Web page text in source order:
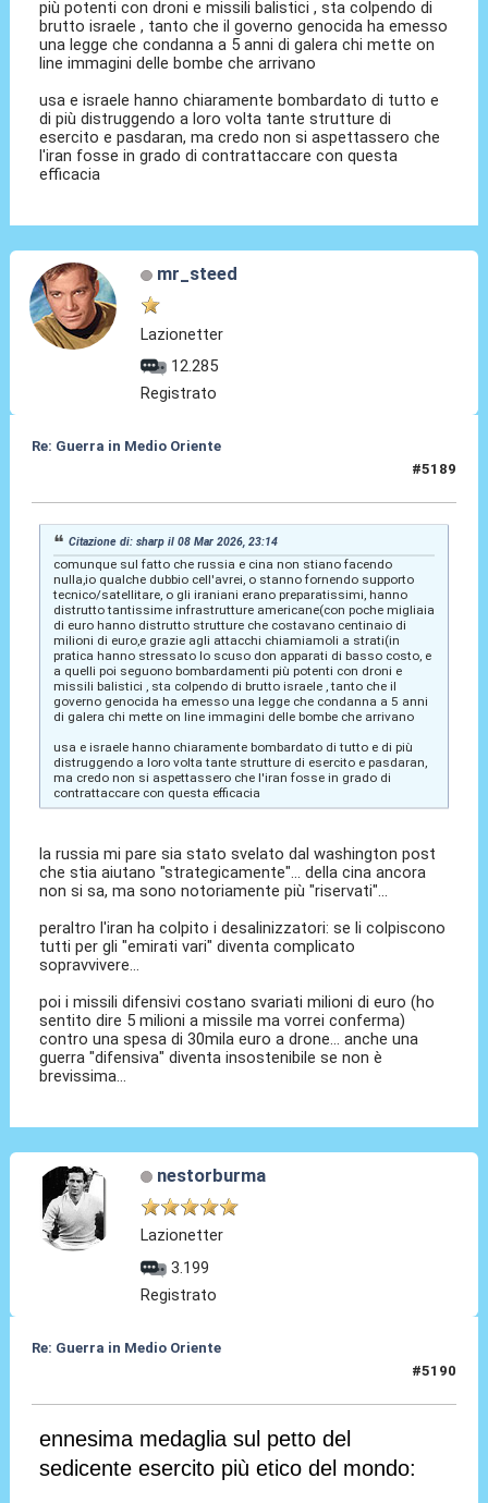
più potenti con droni e missili balistici , sta colpendo di
brutto israele , tanto che il governo genocida ha emesso
una legge che condanna a 5 anni di galera chi mette on
line immagini delle bombe che arrivano
usa e israele hanno chiaramente bombardato di tutto e
di più distruggendo a loro volta tante strutture di
esercito e pasdaran, ma credo non si aspettassero che
l'iran fosse in grado di contrattaccare con questa
efficacia
mr_steed
Lazionetter
12.285
Registrato
Re: Guerra in Medio Oriente
#5189
Citazione di: sharp il 08 Mar 2026, 23:14
comunque sul fatto che russia e cina non stiano facendo
nulla,io qualche dubbio cell'avrei, o stanno fornendo supporto
tecnico/satellitare, o gli iraniani erano preparatissimi, hanno
distrutto tantissime infrastrutture americane(con poche migliaia
di euro hanno distrutto strutture che costavano centinaio di
milioni di euro,e grazie agli attacchi chiamiamoli a strati(in
pratica hanno stressato lo scuso don apparati di basso costo, e
a quelli poi seguono bombardamenti più potenti con droni e
missili balistici , sta colpendo di brutto israele , tanto che il
governo genocida ha emesso una legge che condanna a 5 anni
di galera chi mette on line immagini delle bombe che arrivano
usa e israele hanno chiaramente bombardato di tutto e di più
distruggendo a loro volta tante strutture di esercito e pasdaran,
ma credo non si aspettassero che l'iran fosse in grado di
contrattaccare con questa efficacia
la russia mi pare sia stato svelato dal washington post
che stia aiutano "strategicamente"... della cina ancora
non si sa, ma sono notoriamente più "riservati"...
peraltro l'iran ha colpito i desalinizzatori: se li colpiscono
tutti per gli "emirati vari" diventa complicato
sopravvivere...
poi i missili difensivi costano svariati milioni di euro (ho
sentito dire 5 milioni a missile ma vorrei conferma)
contro una spesa di 30mila euro a drone... anche una
guerra "difensiva" diventa insostenibile se non è
brevissima...
nestorburma
Lazionetter
3.199
Registrato
Re: Guerra in Medio Oriente
#5190
ennesima medaglia sul petto del
sedicente esercito più etico del mondo: